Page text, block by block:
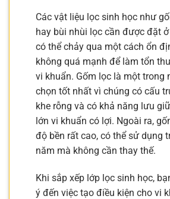
Các vật liệu lọc sinh học như
hay bùi nhùi lọc cần được đặt
có thể chảy qua một cách ổn
không quá mạnh để làm tổn
vi khuẩn. Gốm lọc là một trong
chọn tốt nhất vì chúng có cấu
khe rỗng và có khả năng lưu
lớn vi khuẩn có lợi. Ngoài ra,
độ bền rất cao, có thể sử dụng
năm mà không cần thay thế.
Khi sắp xếp lớp lọc sinh học,
ý đến việc tạo điều kiện cho vi